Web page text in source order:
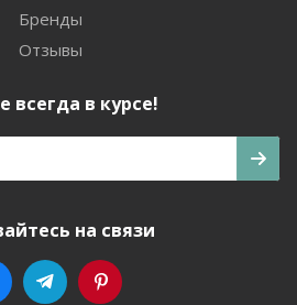
Бренды
Отзывы
всегда в курсе!
на связи